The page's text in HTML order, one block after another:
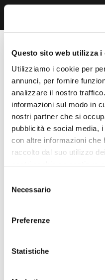
Questo sito web utilizza i
Utilizziamo i cookie per
annunci, per fornire
analizzare il nostro
informazioni sul modo in
nostri partner che si
pubblicità e social media,
con altre informazioni che
raccolto dal suo utilizzo
delNecessario
Preferenze
Statistiche